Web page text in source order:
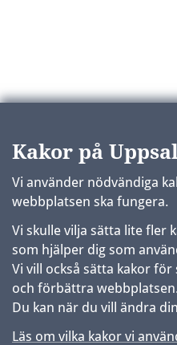
Kakor på
Vi använder nödvändiga
webbplatsen ska fungera.
Vi skulle vilja sätta lite fler
som hjälper dig som
Vi vill också sätta kakor
och förbättra
Du kan när du vill ändra
Läs om vilka kakor vi